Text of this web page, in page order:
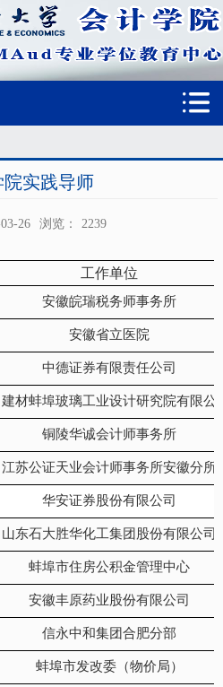
院实践导师
26 浏览： 2239
工作单位
安徽皖瑞税务师事务所
安徽省立医院
中德证券有限责任公司
材蚌埠玻璃工业设计研究院有限公
铜陵华诚会计师事务所
江苏公证天业会计师事务所安徽分所
华安证券股份有限公司
山东石大胜华化工集团股份有限公司
蚌埠市住房公积金管理中心
安徽丰原药业股份有限公司
信永中和集团合肥分部
蚌埠市发改委（物价局）